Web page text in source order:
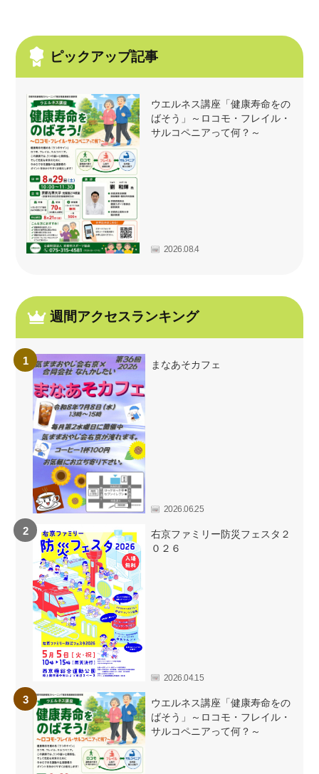
ピックアップ記事
ウエルネス講座「健康寿命をの
ばそう」～ロコモ・フレイル・
サルコペニアって何？～
2026.08.4
週間アクセスランキング
まなあそカフェ
2026.06.25
右京ファミリー防災フェスタ２
０２６
2026.04.15
ウエルネス講座「健康寿命をの
ばそう」～ロコモ・フレイル・
サルコペニアって何？～